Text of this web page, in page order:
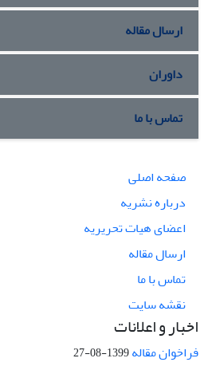
ارسال مقاله
داوران
تماس با ما
صفحه اصلی
درباره نشریه
اعضای هیات تحریریه
ارسال مقاله
تماس با ما
نقشه سایت
اخبار و اعلانات
فراخوان مقاله1399-08-27